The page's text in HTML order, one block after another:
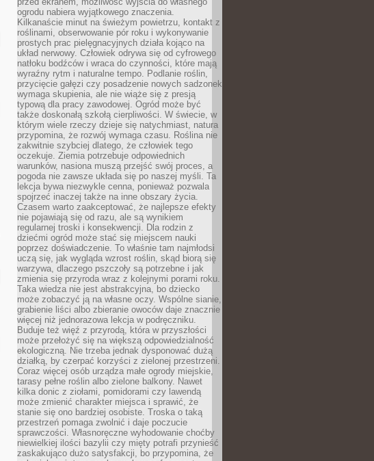
ogrodu nabiera wyjątkowego znaczenia.
Kilkanaście minut na świeżym powietrzu, kontakt z
roślinami, obserwowanie pór roku i wykonywanie
prostych prac pielęgnacyjnych działa kojąco na
układ nerwowy. Człowiek odrywa się od cyfrowego
natłoku bodźców i wraca do czynności, które mają
wyraźny rytm i naturalne tempo. Podlanie roślin,
przycięcie gałęzi czy posadzenie nowych sadzonek
wymaga skupienia, ale nie wiąże się z presją
typową dla pracy zawodowej. Ogród może być
także doskonałą szkołą cierpliwości. W świecie, w
którym wiele rzeczy dzieje się natychmiast, natura
przypomina, że rozwój wymaga czasu. Roślina nie
zakwitnie szybciej dlatego, że człowiek tego
oczekuje. Ziemia potrzebuje odpowiednich
warunków, nasiona muszą przejść swój proces, a
pogoda nie zawsze układa się po naszej myśli. Ta
lekcja bywa niezwykle cenna, ponieważ pozwala
spojrzeć inaczej także na inne obszary życia.
Czasem warto zaakceptować, że najlepsze efekty
nie pojawiają się od razu, ale są wynikiem
regularnej troski i konsekwencji. Dla rodzin z
dziećmi ogród może stać się miejscem nauki
poprzez doświadczenie. To właśnie tam najmłodsi
uczą się, jak wygląda wzrost roślin, skąd biorą się
warzywa, dlaczego pszczoły są potrzebne i jak
zmienia się przyroda wraz z kolejnymi porami roku.
Taka wiedza nie jest abstrakcyjna, bo dziecko
może zobaczyć ją na własne oczy. Wspólne sianie,
grabienie liści albo zbieranie owoców daje znacznie
więcej niż jednorazowa lekcja w podręczniku.
Buduje też więź z przyrodą, która w przyszłości
może przełożyć się na większą odpowiedzialność
ekologiczną. Nie trzeba jednak dysponować dużą
działką, by czerpać korzyści z zielonej przestrzeni.
Coraz więcej osób urządza małe ogrody miejskie,
tarasy pełne roślin albo zielone balkony. Nawet
kilka donic z ziołami, pomidorami czy lawendą
może zmienić charakter miejsca i sprawić, że
stanie się ono bardziej osobiste. Troska o taką
przestrzeń pomaga zwolnić i daje poczucie
sprawczości. Własnoręczne wyhodowanie choćby
niewielkiej ilości bazylii czy mięty potrafi przynieść
zaskakująco dużo satysfakcji, bo przypomina, że